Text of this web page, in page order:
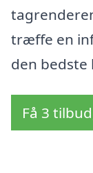
træffe en
den bedste
Få 3